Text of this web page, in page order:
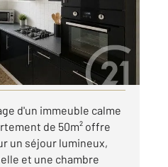
louer
d'un immeuble calme
de 50m² offre
un séjour lumineux,
et une chambre